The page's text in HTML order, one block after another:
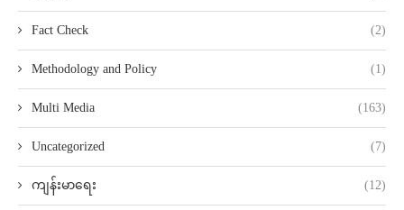
Fact Check (2)
Methodology and Policy (1)
Multi Media (163)
Uncategorized (7)
ကျန်းမာရေး (12)